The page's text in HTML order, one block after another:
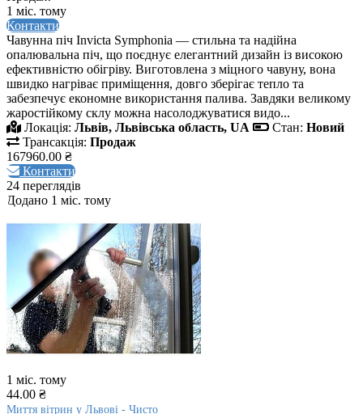
1 міс. тому
Контакти
Чавунна піч Invicta Symphonia — стильна та надійна
опалювальна піч, що поєднує елегантний дизайн із високою
ефективністю обігріву. Виготовлена з міцного чавуну, вона
швидко нагріває приміщення, довго зберігає тепло та
забезпечує економне використання палива. Завдяки великому
жаростійкому склу можна насолоджуватися видо...
Локація: Львів, Львівська область, UA Стан: Новий
Трансакція: Продаж
167960.00 ₴
Контакти
24 переглядів
Додано 1 міс. тому
1 міс. тому
44.00 ₴
Миття вітрин у Львові - Чисто